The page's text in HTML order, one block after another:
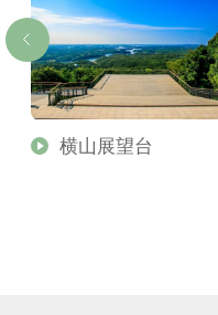
横山展望台